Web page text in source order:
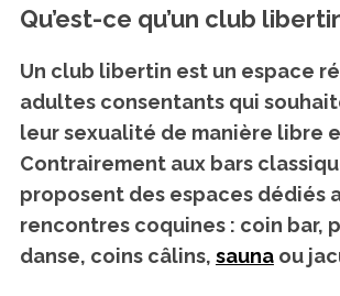
Qu’est-ce qu’un club
Un club libertin est un espace
adultes consentants qui
leur sexualité de manière libre
Contrairement aux bars
proposent des espaces dédiés
rencontres coquines: coin bar,
danse, coins câlins, saunaou